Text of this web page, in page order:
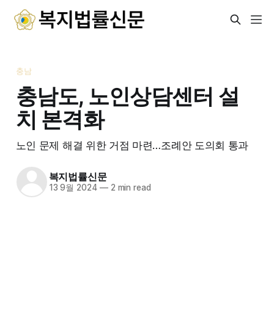
충남
충남도, 노인상담센터 설
치 본격화
노인 문제 해결 위한 거점 마련…조례안 도의회 통과
복지법률신문
13 9월 2024 —2 min read